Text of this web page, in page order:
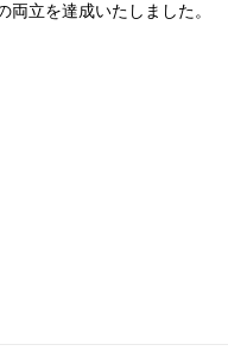
立を達成いたしました。